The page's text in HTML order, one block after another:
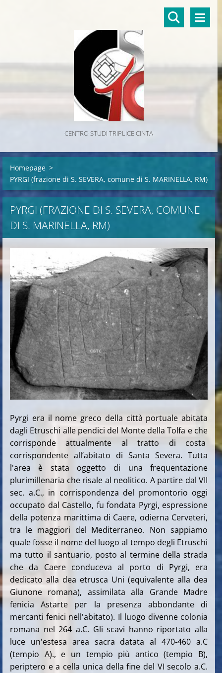
CENTRO STUDI TRIPLICE CINTA
Homepage >
PYRGI (frazione di S. SEVERA, comune di S. MARINELLA, RM)
PYRGI (FRAZIONE DI S. SEVERA, COMUNE
DI S. MARINELLA, RM)
Pyrgi era il nome greco della città portuale abitata
dagli Etruschi alle pendici del Monte della Tolfa e che
corrisponde attualmente altratto di costa
corrispondente all’abitato di Santa Severa. Tutta
l'area è stata oggetto di una frequentazione
plurimillenaria che risale al neolitico. A partire dal VII
sec. a.C., in corrispondenza del promontorio oggi
occupato dal Castello, fu fondata Pyrgi, espressione
della potenza marittima di Caere, odierna Cerveteri,
tra le maggiori del Mediterraneo. Non sappiamo
quale fosse il nome del luogo al tempo degli Etruschi
ma tutto il santuario, posto al termine della strada
che da Caere conduceva al porto di Pyrgi, era
dedicato alla dea etrusca Uni (equivalente alla dea
Giunone romana), assimilata alla Grande Madre
fenicia Astarte per la presenza abbondante di
mercanti fenici nell'abitato). Il luogo divenne colonia
romana nel 264 a.C. Gli scavi hanno riportato alla
luce un'estesa area sacra datata al 470-460 a.C
(tempio A)., e un tempio più antico (tempio B),
periptero e a cella unica della fine del VI secolo a.C.